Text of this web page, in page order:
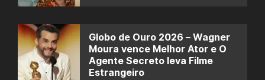
Globo de Ouro 2026 – Wagner
Moura vence Melhor Ator e O
Agente Secreto leva Filme
Estrangeiro